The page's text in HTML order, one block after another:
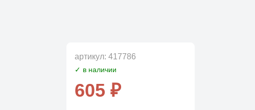
артикул: 417786
✓ в наличии
605 ₽